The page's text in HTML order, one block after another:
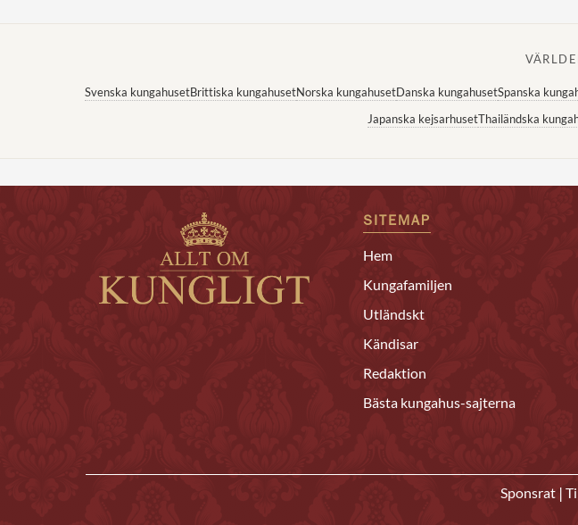
Svenska kungahusetBrittiska kungahusetNorska kungahusetDanska kungahusetSpanska
Japanska kejsarhusetThailändska
SITEMAP
Hem
Kungafamiljen
Utländskt
Kändisar
Redaktion
Bästa kungahus-sajterna
Sponsrat |